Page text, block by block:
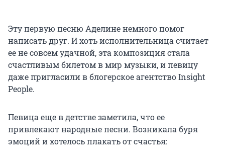
Эту первую песню Аделине немного помог
написать друг. И хоть исполнительница считает
ее не совсем удачной, эта композиция стала
счастливым билетом в мир музыки, и певицу
даже пригласили в блогерское агентство Insight
People.
Певица еще в детстве заметила, что ее
привлекают народные песни. Возникала буря
эмоций и хотелось плакать от счастья: